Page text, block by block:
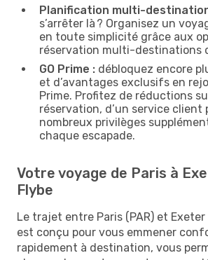
Planification multi-
s’arrêter là ? Organisez un
en toute simplicité grâce aux
réservation multi-destinations
GO Prime : débloquez encore
et d’avantages exclusifs en
Prime. Profitez de réductions
réservation, d’un service client
nombreux privilèges
chaque escapade.
Votre voyage de Paris à
Flybe
Le trajet entre Paris (PAR) et Exeter
est conçu pour vous emmener
rapidement à destination, vous